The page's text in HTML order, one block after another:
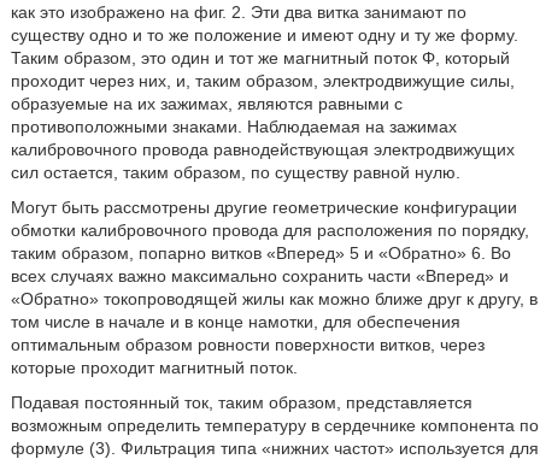
как это изображено на фиг. 2. Эти два витка занимают по
существу одно и то же положение и имеют одну и ту же форму.
Таким образом, это один и тот же магнитный поток Φ, который
проходит через них, и, таким образом, электродвижущие силы,
образуемые на их зажимах, являются равными с
противоположными знаками. Наблюдаемая на зажимах
калибровочного провода равнодействующая электродвижущих
сил остается, таким образом, по существу равной нулю.
Могут быть рассмотрены другие геометрические конфигурации
обмотки калибровочного провода для расположения по порядку,
таким образом, попарно витков «Вперед» 5 и «Обратно» 6. Во
всех случаях важно максимально сохранить части «Вперед» и
«Обратно» токопроводящей жилы как можно ближе друг к другу, в
том числе в начале и в конце намотки, для обеспечения
оптимальным образом ровности поверхности витков, через
которые проходит магнитный поток.
Подавая постоянный ток, таким образом, представляется
возможным определить температуру в сердечнике компонента по
формуле (3). Фильтрация типа «нижних частот» используется для